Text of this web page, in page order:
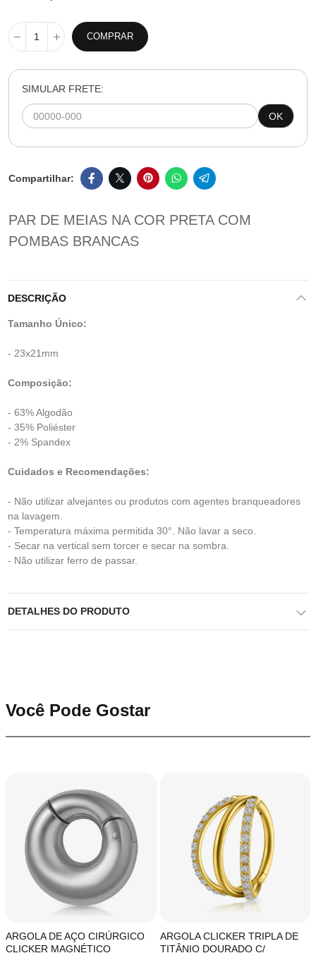
COMPRAR
SIMULAR FRETE:
OK
PAR DE MEIAS NA COR PRETA COM
POMBAS BRANCAS
DESCRIÇÃO
Tamanho Único:
- 23x21mm
Composição:
- 63% Algodão
- 35% Poliéster
- 2% Spandex
Cuidados e Recomendações:
- Não utilizar alvejantes ou produtos com agentes branqueadores
na lavagem.
- Temperatura máxima permitida 30°. Não lavar a seco.
- Secar na vertical sem torcer e secar na sombra.
- Não utilizar ferro de passar.
DETALHES DO PRODUTO
Você Pode Gostar
ARGOLA DE AÇO CIRÚRGICO
CLICKER MAGNÉTICO
ARGOLA CLICKER TRIPLA DE
TITÂNIO DOURADO C/